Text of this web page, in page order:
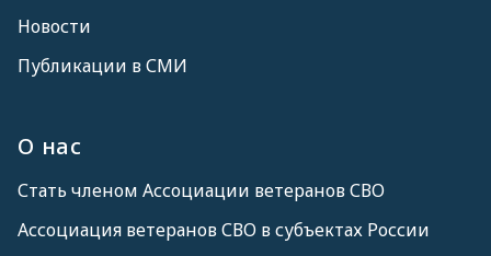
Новости
Публикации в СМИ
О нас
Стать членом Ассоциации ветеранов СВО
Ассоциация ветеранов СВО в субъектах России